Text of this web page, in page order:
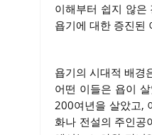
이해부터 쉽지 않은
욥기에 대한 증진된
욥기의 시대적 배경
어떤 이들은 욥이
200여년을 살았고,
화나 전설의 주인공